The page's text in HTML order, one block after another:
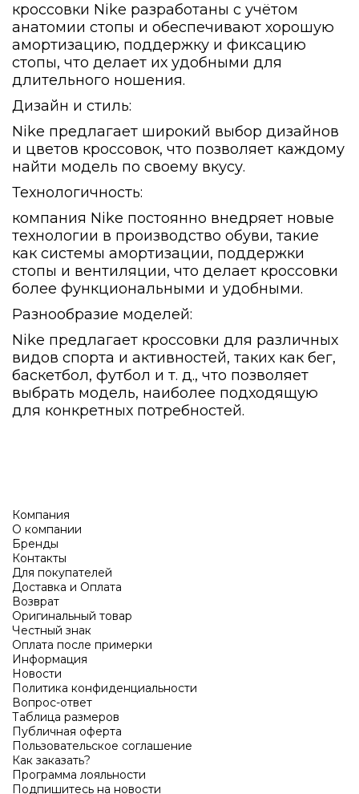
кроссовки Nike разработаны с учётом
анатомии стопы и обеспечивают хорошую
амортизацию, поддержку и фиксацию
стопы, что делает их удобными для
длительного ношения.
Дизайн и стиль:
Nike предлагает широкий выбор дизайнов
и цветов кроссовок, что позволяет каждому
найти модель по своему вкусу.
Технологичность:
компания Nike постоянно внедряет новые
технологии в производство обуви, такие
как системы амортизации, поддержки
стопы и вентиляции, что делает кроссовки
более функциональными и удобными.
Разнообразие моделей:
Nike предлагает кроссовки для различных
видов спорта и активностей, таких как бег,
баскетбол, футбол и т. д., что позволяет
выбрать модель, наиболее подходящую
для конкретных потребностей.
Компания
О компании
Бренды
Контакты
Для покупателей
Доставка и Оплата
Возврат
Оригинальный товар
Честный знак
Оплата после примерки
Информация
Новости
Политика конфиденциальности
Вопрос-ответ
Таблица размеров
Публичная оферта
Пользовательское соглашение
Как заказать?
Программа лояльности
Подпишитесь на новости